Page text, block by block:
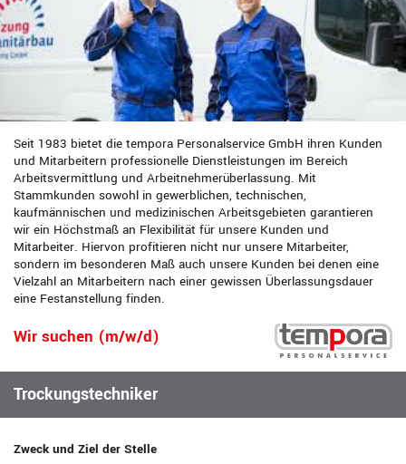
Seit 1983 bietet die tempora Personalservice GmbH ihren Kunden
und Mitarbeitern professionelle Dienstleistungen im Bereich
Arbeitsvermittlung und Arbeitnehmerüberlassung. Mit
Stammkunden sowohl in gewerblichen, technischen,
kaufmännischen und medizinischen Arbeitsgebieten garantieren
wir ein Höchstmaß an Flexibilität für unsere Kunden und
Mitarbeiter. Hiervon profitieren nicht nur unsere Mitarbeiter,
sondern im besonderen Maß auch unsere Kunden bei denen eine
Vielzahl an Mitarbeitern nach einer gewissen Überlassungsdauer
eine Festanstellung finden.
Wir suchen (m/w/d)
Trockungstechniker
Zweck und Ziel der Stelle